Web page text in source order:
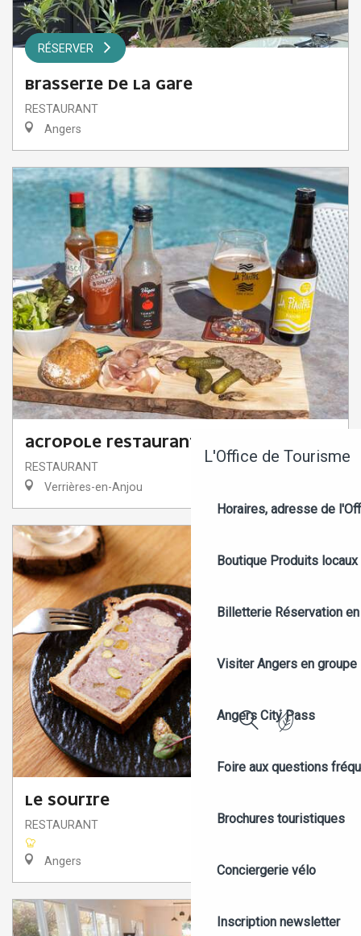
L'Office de Tourisme
Horaires, adresse de
Boutique Produits
Billetterie Réservation
Visiter Angers en groupe
Angers City Pass
Foire aux questions
Brochures touristiques
Conciergerie vélo
Inscription newsletter
RÉSERVER
BRASSERIE DE LA GARE
RESTAURANT
Angers
ACROPOLE RESTAURANT
RESTAURANT
Verrières-en-Anjou
LE SOURIRE
RESTAURANT
Angers